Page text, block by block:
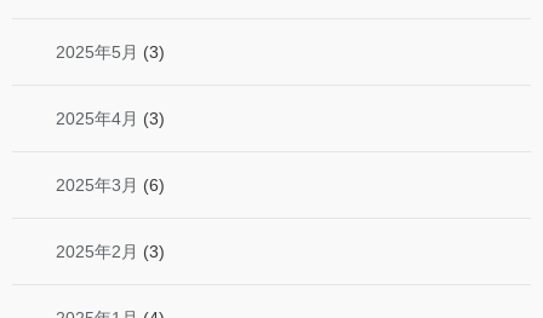
2025年5月 (3)
2025年4月 (3)
2025年3月 (6)
2025年2月 (3)